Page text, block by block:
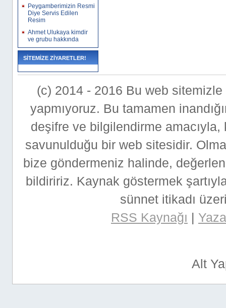
Peygamberimizin Resmi
Diye Servis Edilen
Resim
Ahmet Ulukaya kimdir
ve grubu hakkında
SİTEMİZE ZİYARETLER!
(c) 2014 - 2016 Bu web
yapmıyoruz. Bu tamamen
deşifre ve bilgilendirme
savunulduğu bir web sitesidir.
bize göndermeniz halinde,
bildiririz. Kaynak göstermek
sünnet itikadı
RSS Kaynağı |
Alt